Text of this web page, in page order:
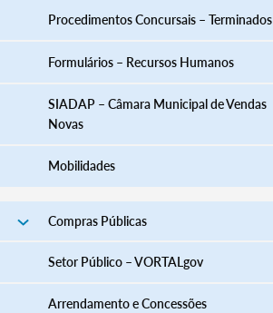
Procedimentos Concursais – Terminados
​​​​​​​​​​​​​​​​​​​​​​​​​​​​​​​​​​​​​​​​​Formulários – Recursos Humanos
SIADAP – Câmara Municipal de Vendas
Novas
Mobilidades
Compras Públicas
Setor Público – VORTALgov
Arrendamento e Concessões